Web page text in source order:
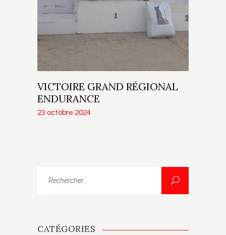
VICTOIRE GRAND RÉGIONAL
ENDURANCE
23 octobre 2024
CATÉGORIES